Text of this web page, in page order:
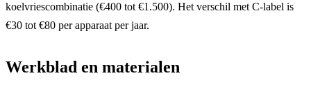
koelvriescombinatie (€400 tot €1.500). Het verschil met C-label is
€30 tot €80 per apparaat per jaar.
Werkblad en materialen